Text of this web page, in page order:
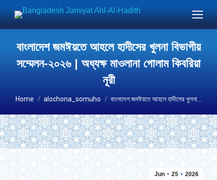
বাংলাদেশ জমঈয়তে আহলে হাদীসের খুলনা বিভাগীয়
সম্মেলন-২০২৬ | অধ্যক্ষ মাওলানা গোলাম কিবরিয়া
নূরী
You are here:
Home alochona_somuho বাংলাদেশ জমঈয়তে আহলে হাদীসের খুলনা…
Jun 25 2026